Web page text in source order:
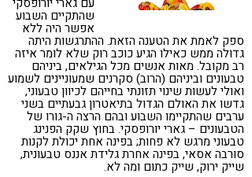
שהתקיים השבוע
אפשר היה ללא
ספק לאמת את הטענה הזאת. ההתרגשות היתה
גדולה ממש כאילו הגיע כוכב רוק שלא לומר איזה
רב מקובל. מאות אנשים מכל הגילאים, ביניהם
טבעונים וביניהם (הרוב) סקרנים שמעוניינים לשמוע
ואולי לעשות שינוי תזונתי בחייהם לכיוון טבעוני,
גדשו את האולם הגדול בתיאטרון גבעתיים בשני
ערבים שהתקיימו השבוע ובהם הרצה ה-גורו של
הטבעונים – גארי יורופסקי. בחוץ שקק הפנינג
טבעוני מרגש לא פחות; בפינה אחת יכולת לקנות
סורבה אסאי, בפינה אחרת גלידת אננס טבעונית,
שייק ירוק, שייק כתום ומה לא.